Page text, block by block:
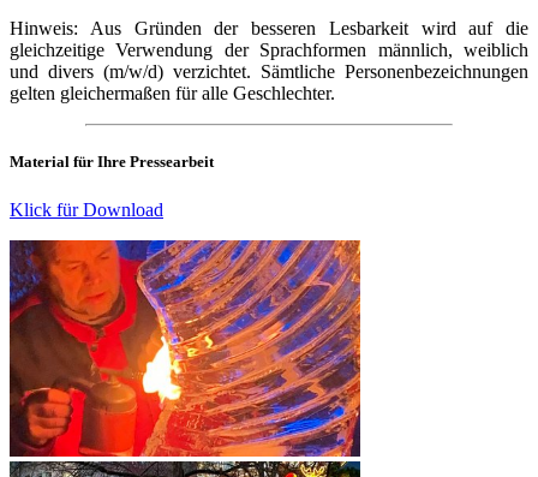
Hinweis: Aus Gründen der besseren Lesbarkeit wird auf die
gleichzeitige Verwendung der Sprachformen männlich, weiblich
und divers (m/w/d) verzichtet. Sämtliche Personenbezeichnungen
gelten gleichermaßen für alle Geschlechter.
Material für Ihre Pressearbeit
Klick für Download